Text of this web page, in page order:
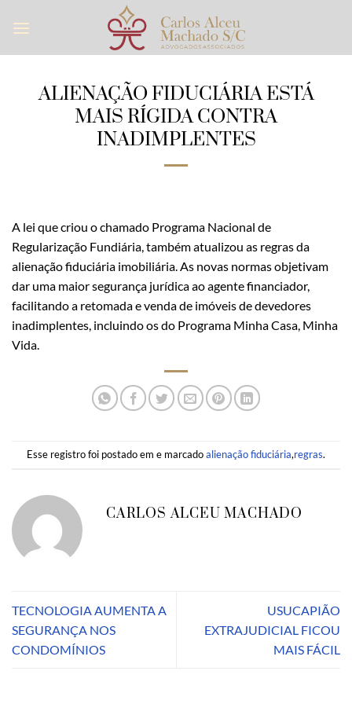
ALIENAÇÃO FIDUCIÁRIA ESTÁ
MAIS RÍGIDA CONTRA
INADIMPLENTES
A lei que criou o chamado Programa Nacional de
Regularização Fundiária, também atualizou as regras da
alienação fiduciária imobiliária. As novas normas objetivam
dar uma maior segurança jurídica ao agente financiador,
facilitando a retomada e venda de imóveis de devedores
inadimplentes, incluindo os do Programa Minha Casa, Minha
Vida.
Esse registro foi postado em e marcadoalienação fiduciária,regras.
CARLOS ALCEU MACHADO
TECNOLOGIA AUMENTA A
SEGURANÇA NOS
CONDOMÍNIOS
USUCAPIÃO
EXTRAJUDICIAL FICOU
MAIS FÁCIL